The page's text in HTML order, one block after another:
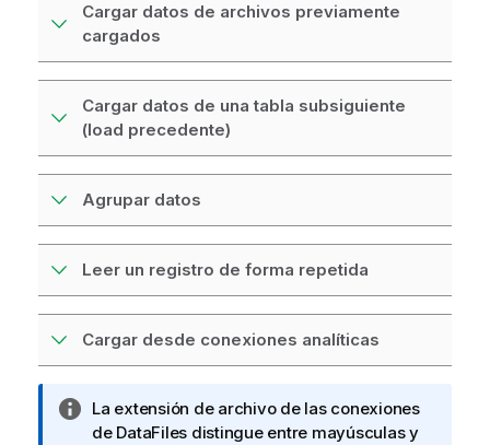
Cargar datos de archivos previamente
cargados
Cargar datos de una tabla subsiguiente
(load precedente)
Agrupar datos
Leer un registro de forma repetida
Cargar desde conexiones analíticas
N
o
La extensión de archivo de las conexiones
de DataFiles distingue entre mayúsculas y